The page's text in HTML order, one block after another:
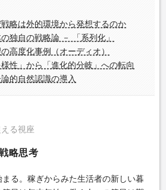
略は外的環境から発想するのか
独自の戦略論 － 「系列化」
高度化事例（オーディオ）
性」から「進化的分岐」への転向
的自然認識の導入
る視座
略思考
る。稼ぎからみた生活者の新しい暮